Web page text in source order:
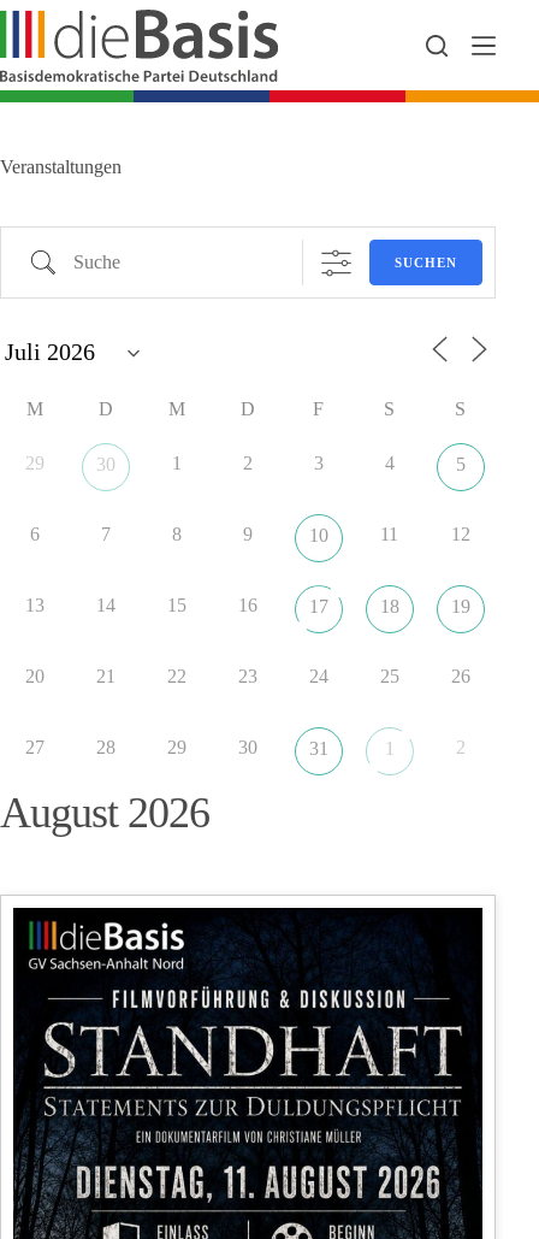
Zum
springen
Veranstaltungen
Suche
SUCHEN
M D M D F S S
29 30 1 2 3 4 5
6 7 8 9 10 11 12
13 14 15 16 17 18 19
20 21 22 23 24 25 26
27 28 29 30 31 1 2
August 2026